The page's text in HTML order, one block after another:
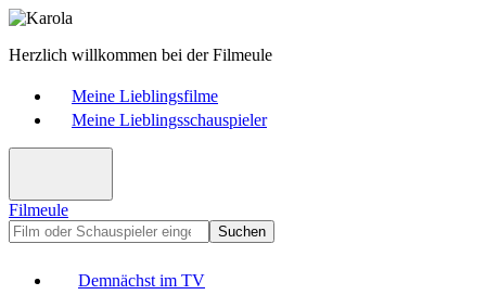
Herzlich willkommen bei der Filmeule
Meine Lieblingsfilme
Meine Lieblingsschauspieler
Filmeule
Suchen
Demnächst im TV